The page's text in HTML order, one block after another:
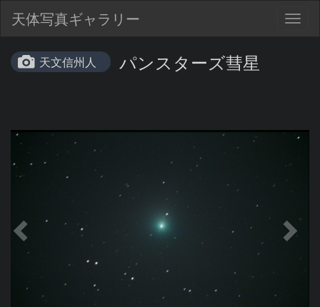
天体写真ギャラリー
天文信州人 パンスターズ彗星